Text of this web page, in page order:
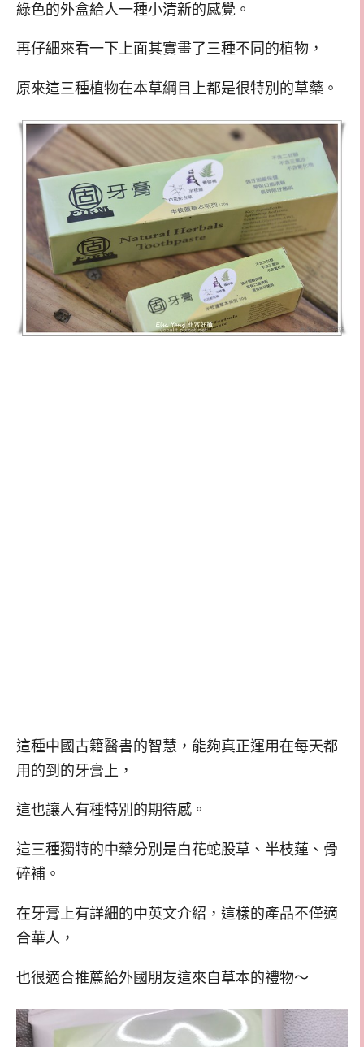
綠色的外盒給人一種小清新的感覺。
再仔細來看一下上面其實畫了三種不同的植物，
原來這三種植物在本草綱目上都是很特別的草藥。
這種中國古籍醫書的智慧，能夠真正運用在每天都
用的到的牙膏上，
這也讓人有種特別的期待感。
這三種獨特的中藥分別是白花蛇股草、半枝蓮、骨
碎補。
在牙膏上有詳細的中英文介紹，這樣的產品不僅適
合華人，
也很適合推薦給外國朋友這來自草本的禮物～